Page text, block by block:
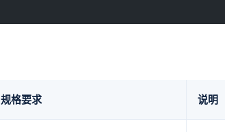
规格要求 说明